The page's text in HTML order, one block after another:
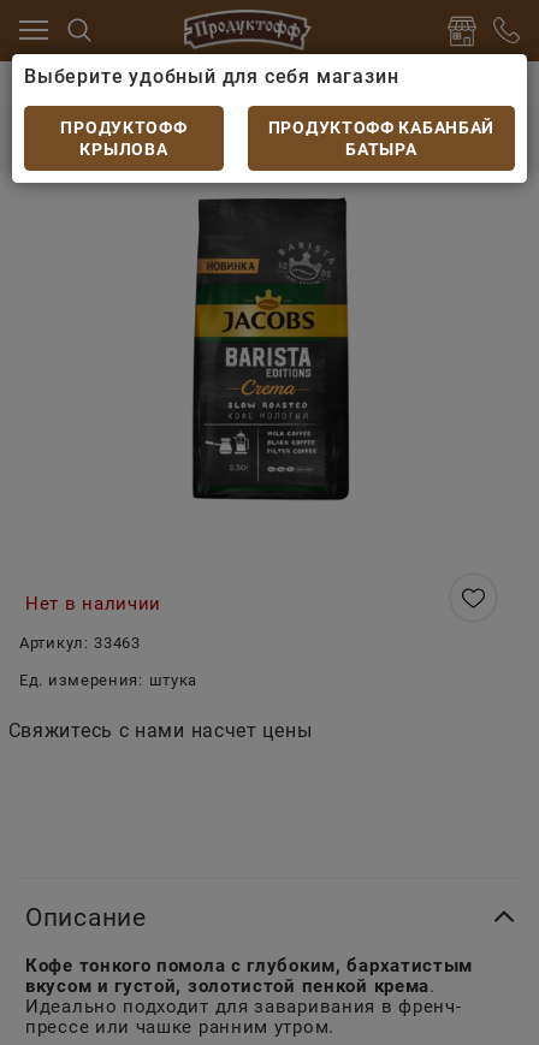
Кофе
Кофе Jacobs Barista Editions Crema
Кофе Jacobs Barista Editions Crema 230гр
Нет в наличии
Артикул: 33463
Ед. измерения: штука
Свяжитесь с нами насчет цены
Описание
Кофе тонкого помола с глубоким, бархатистым
вкусом и густой, золотистой пенкой крема.
Идеально подходит для заваривания в френч-
прессе или чашке ранним утром.
Выберите удобный для себя магазин
ПРОДУКТОФФ
КРЫЛОВА
ПРОДУКТОФФ КАБАНБАЙ
БАТЫРА